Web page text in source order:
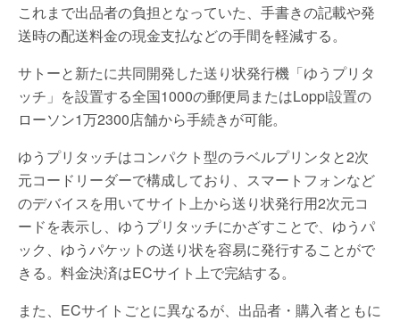
これまで出品者の負担となっていた、手書きの記載や発
送時の配送料金の現金支払などの手間を軽減する。
サトーと新たに共同開発した送り状発行機「ゆうプリタ
ッチ」を設置する全国1000の郵便局またはLoppi設置の
ローソン1万2300店舗から手続きが可能。
ゆうプリタッチはコンパクト型のラベルプリンタと2次
元コードリーダーで構成しており、スマートフォンなど
のデバイスを用いてサイト上から送り状発行用2次元コ
ードを表示し、ゆうプリタッチにかざすことで、ゆうパ
ック、ゆうパケットの送り状を容易に発行することがで
きる。料金決済はECサイト上で完結する。
また、ECサイトごとに異なるが、出品者・購入者ともに